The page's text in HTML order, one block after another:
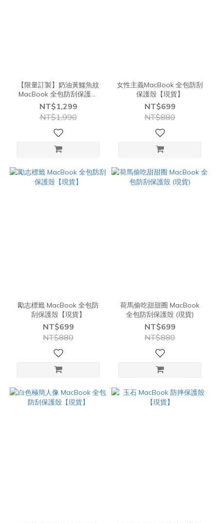
【限量訂製】奶油黃鱷魚紋
MacBook 全包防刮保護殼
『現貨』
NT$1,299
NT$1,990
女性主義MacBook 全包防刮
保護殼【現貨】
NT$699
NT$880
勵志標籤 MacBook 全包防
刮保護殼【現貨】
NT$699
NT$880
荷馬偷吃甜甜圈 MacBook
全包防刮保護殼 (現貨)
NT$699
NT$880